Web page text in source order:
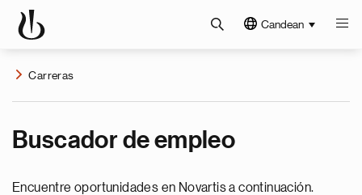
Candean
Carreras
Buscador de empleo
Encuentre oportunidades en Novartis a continuación.